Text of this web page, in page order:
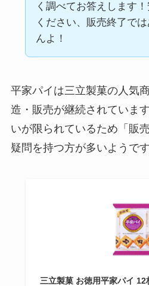
く調べてお答えします
ください、販売終了で
んよ！
平家パイは三立製菓の人気
造・販売が継続されていま
いが限られているため「販
疑問を持つ方が多いようです
三立製菓 お徳用平家パイ 12